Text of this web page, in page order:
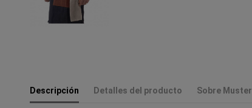
Descripción Detalles del producto Sobre Muster